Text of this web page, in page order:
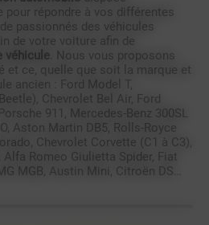
pour répondre à vos différentes
passionnés des véhicules
de votre voiture afin de
véhicule . Nous vous proposons
et ce, quelle que soit la marque et
ancien : Ford Model T,
Chevrolet Bel Air, Ford
911, Mercedes-Benz 300SL
Aston Martin DB5, Rolls-Royce
Chevrolet Corvette (C1 à C3),
Romeo Giulietta Spider, Fiat
MGB, Austin Mini, Citroën DS…